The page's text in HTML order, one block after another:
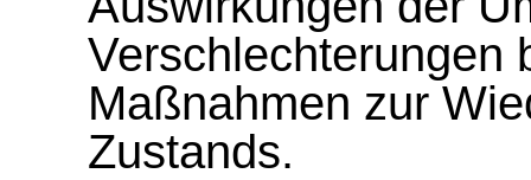
Verschlechterungen
Maßnahmen zur
Zustands.